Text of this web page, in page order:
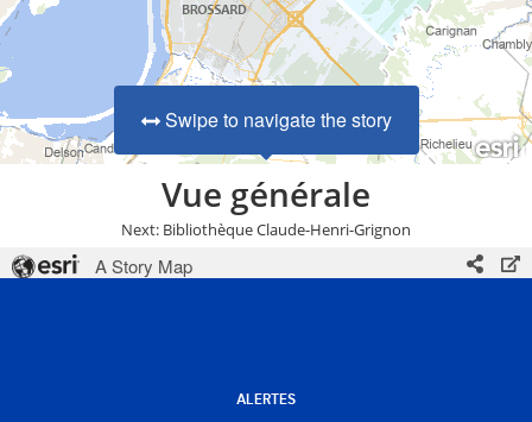
ALERTES